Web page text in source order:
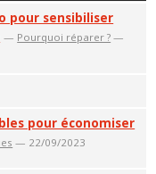
pour sensibiliser
— Pourquoi réparer ? —
pour économiser
— 22/09/2023